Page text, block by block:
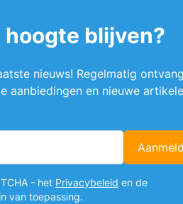
blijven?
nieuws! Regelmatig
aanbiedingen en nieuwe
- het Privacybeleid en de
van toepassing.